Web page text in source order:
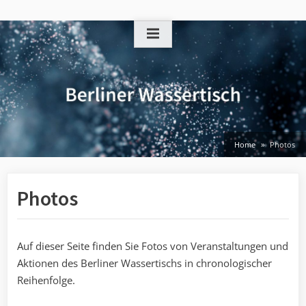
to
content
Home Photos
Photos
Auf dieser Seite finden Sie Fotos von Veranstaltungen und
Aktionen des Berliner Wassertischs in chronologischer
Reihenfolge.